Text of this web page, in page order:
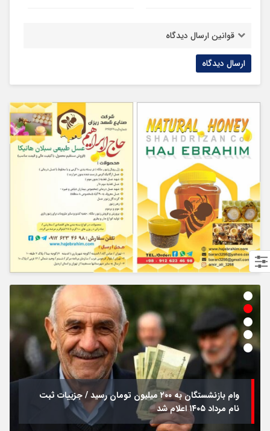
قوانین ارسال دیدگاه
وام بازنشستگان به ۲۰۰ میلیون تومان رسید / جزییات ثبت
نام مرداد ۱۴۰۵ اعلام شد